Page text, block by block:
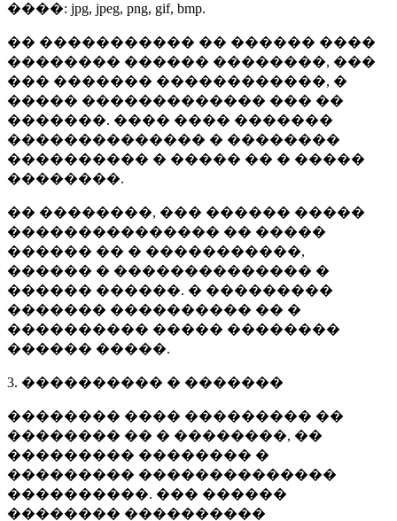
����: jpg, jpeg, png, gif, bmp.
�� ����������� �� ������ ����
�������� ������ ��������, ���
��� ������� ������������, �
����� ������������� ��� ��
�������. ���� ���� �������
�������������� � ��������
���������� � ����� �� � �����
��������.
�� ��������, ��� ������ �����
��������������� �� �����
������ �� � �����������,
������ � �������������� �
������ ������. � ���������
������� ���������� �� �
���������� ����� ��������
������ �����.
3. ���������� � �������
�������� ���� ��������� ��
�������� �� � ��������, ��
��������� �������� �
��������� ��������������
����������. ��� ������
�������� ����������